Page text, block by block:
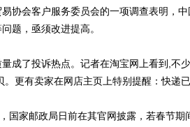
协会客户服务委员会的一项调查表明，中
题，亟须改进提高。
了投诉热点。记者在淘宝网上看到,不
更有卖家在网店主页上特别提醒：快递
家邮政局日前在其官网披露，若春节期